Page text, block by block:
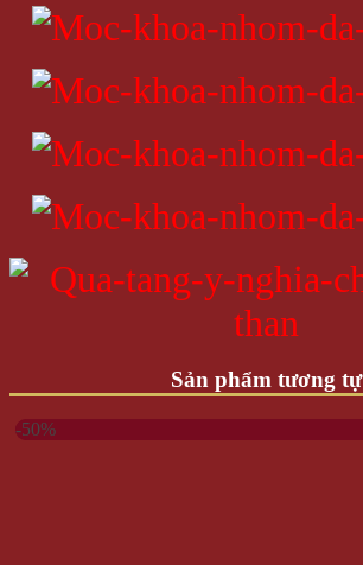
Sản phẩm tương tự
-50%